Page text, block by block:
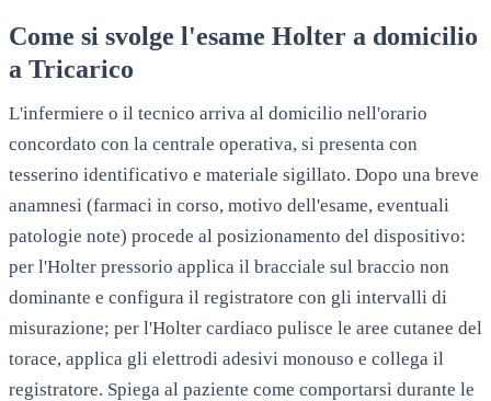
Come si svolge l'esame Holter a domicilio
a Tricarico
L'infermiere o il tecnico arriva al domicilio nell'orario
concordato con la centrale operativa, si presenta con
tesserino identificativo e materiale sigillato. Dopo una breve
anamnesi (farmaci in corso, motivo dell'esame, eventuali
patologie note) procede al posizionamento del dispositivo:
per l'Holter pressorio applica il bracciale sul braccio non
dominante e configura il registratore con gli intervalli di
misurazione; per l'Holter cardiaco pulisce le aree cutanee del
torace, applica gli elettrodi adesivi monouso e collega il
registratore. Spiega al paziente come comportarsi durante le